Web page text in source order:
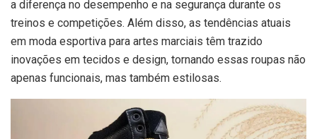
a diferença no desempenho e na segurança durante os
treinos e competições. Além disso, as tendências atuais
em moda esportiva para artes marciais têm trazido
inovações em tecidos e design, tornando essas roupas não
apenas funcionais, mas também estilosas.